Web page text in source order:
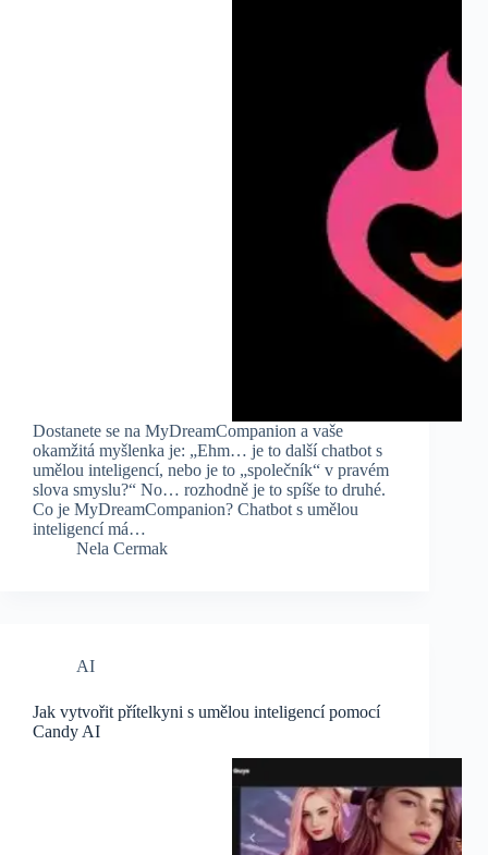
Dostanete se na MyDreamCompanion a vaše
okamžitá myšlenka je: „Ehm… je to další chatbot s
umělou inteligencí, nebo je to „společník“ v pravém
slova smyslu?“ No… rozhodně je to spíše to druhé.
Co je MyDreamCompanion? Chatbot s umělou
inteligencí má…
Nela Cermak
AI
Jak vytvořit přítelkyni s umělou inteligencí pomocí
Candy AI